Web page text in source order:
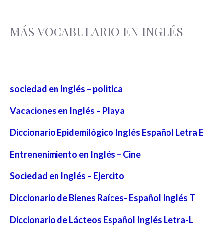
MÁS VOCABULARIO EN INGLÉS
sociedad en Inglés – politica
Vacaciones en Inglés – Playa
Diccionario Epidemilógico Inglés Español Letra E
Entrenenimiento en Inglés – Cine
Sociedad en Inglés – Ejercito
Diccionario de Bienes Raíces- Español Inglés T
Diccionario de Lácteos Español Inglés Letra-L